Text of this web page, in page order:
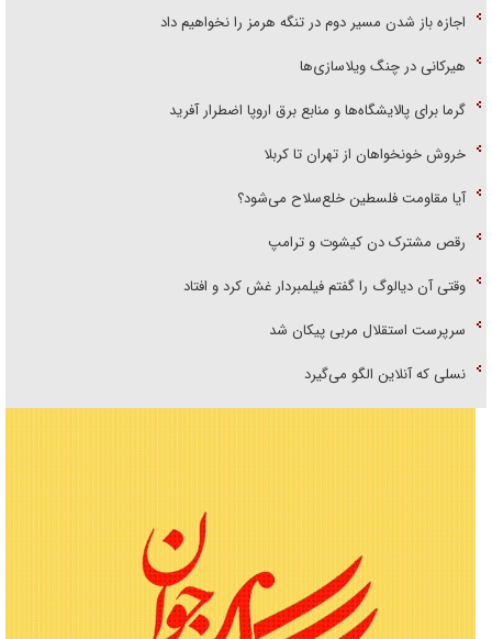
اجازه باز شدن مسیر دوم در تنگه هرمز را نخواهیم داد
هیرکانی در چنگ ویلاسازی‌ها
گرما برای پالایشگاه‌ها و منابع برق اروپا اضطرار آفرید
خروش خونخواهان از تهران تا کربلا
آیا مقاومت فلسطین خلع‌سلاح می‌شود؟
رقص مشترک دن کیشوت و ترامپ
وقتی آن دیالوگ را گفتم فیلمبردار غش کرد و افتاد
سرپرست استقلال مربی پیکان شد
نسلی که آنلاین الگو می‌گیرد